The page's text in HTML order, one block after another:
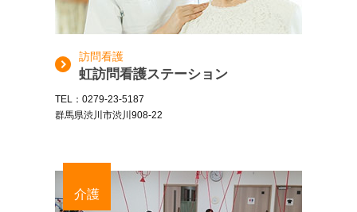
訪問看護
虹訪問看護ステーション
TEL：0279-23-5187
群馬県渋川市渋川908-22
介護